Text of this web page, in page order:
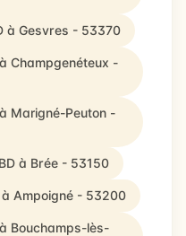
à Gesvres - 53370
Champgenéteux -
Marigné-Peuton -
à Brée - 53150
Ampoigné - 53200
Bouchamps-lès-